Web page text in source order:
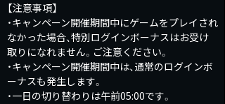
【注意事項】
・キャンペーン開催期間中にゲームをプレイされ
なかった場合、特別ログインボーナスはお受け
取りになれません。ご注意ください。
・キャンペーン開催期間中は、通常のログインボ
ーナスも発生します。
・一日の切り替わりは午前05:00です。